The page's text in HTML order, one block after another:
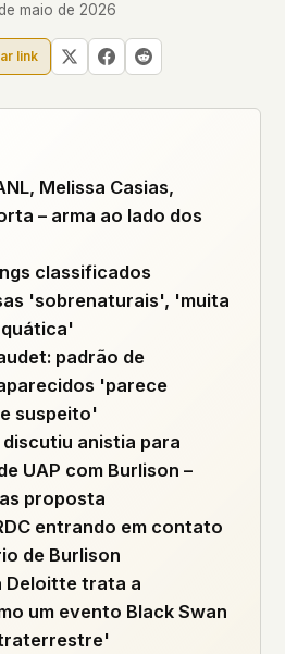
from our server. When
no server-side code
query fires. No profile is
created.
entirely in your browser.
Nothing is loaded from
Cloudflare, or any
you visit UFOUAP, the
is ours.
report, we receive
– nothing else. No IP
no metadata.
many people read this
which articles are popular.
our readers come from,
maio de 2026
link
Melissa Casias,
– arma ao lado dos
classificados
'sobrenaturais', 'muita
padrão de
'parece
suspeito'
anistia para
UAP com Burlison –
proposta
entrando em contato
de Burlison
Deloitte trata a
um evento Black Swan